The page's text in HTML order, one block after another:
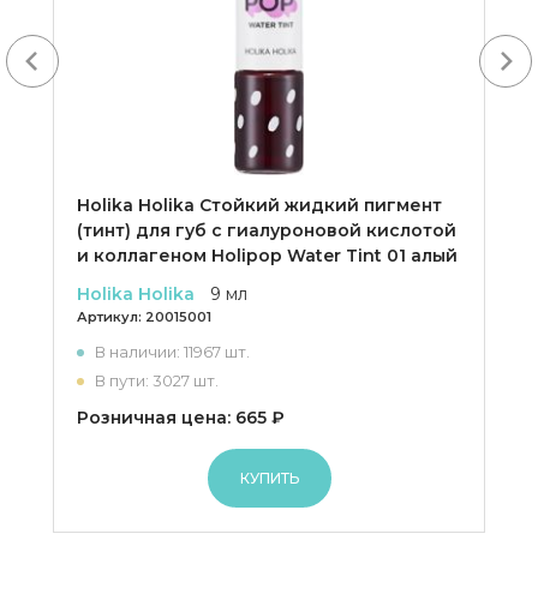
Holika Holika Cтойкий жидкий пигмент
(тинт) для губ с гиалуроновой кислотой
и коллагеном Holipop Water Tint 01 алый
Holika Holika
9 мл
Артикул: 20015001
В наличии: 11967 шт.
В пути: 3027 шт.
Розничная цена: 665 ₽
КУПИТЬ